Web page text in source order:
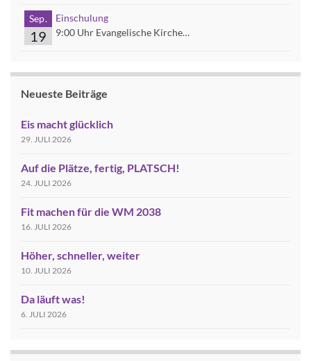
Sep.
19
Einschulung
9:00 Uhr Evangelische Kirche…
Neueste Beiträge
Eis macht glücklich
29. JULI 2026
Auf die Plätze, fertig, PLATSCH!
24. JULI 2026
Fit machen für die WM 2038
16. JULI 2026
Höher, schneller, weiter
10. JULI 2026
Da läuft was!
6. JULI 2026